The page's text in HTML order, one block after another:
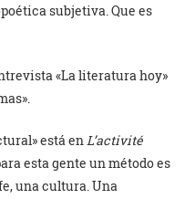
subjetiva. Que es
«La literatura hoy»
está en L’activité
esta gente un método es
una cultura. Una